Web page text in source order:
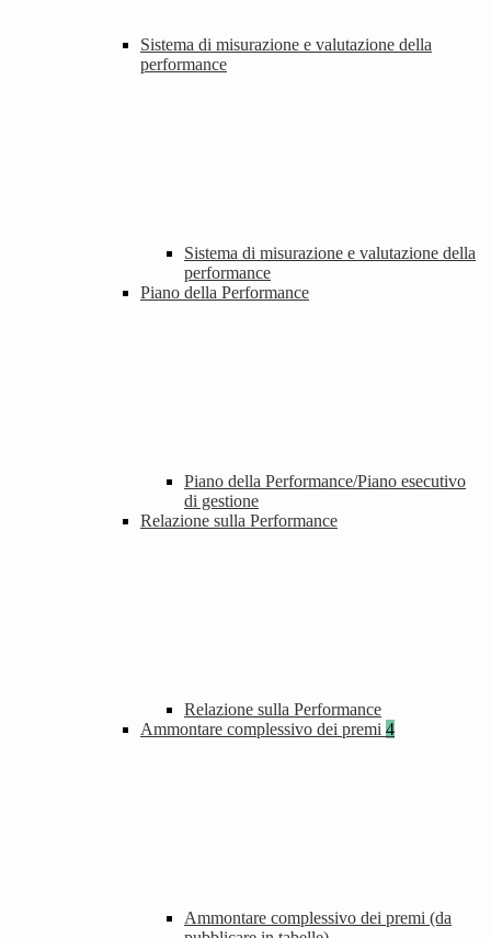
Sistema di misurazione e valutazione della
performance
Sistema di misurazione e valutazione della
performance
Piano della Performance
Piano della Performance/Piano esecutivo
di gestione
Relazione sulla Performance
Relazione sulla Performance
Ammontare complessivo dei premi 4
Ammontare complessivo dei premi (da